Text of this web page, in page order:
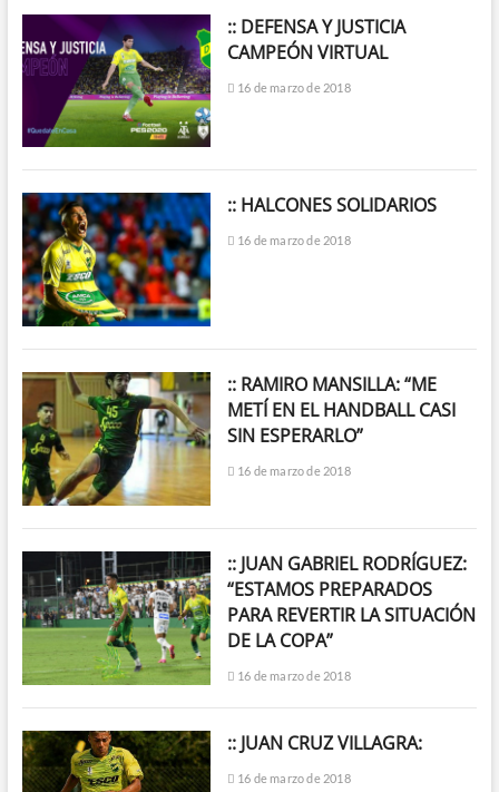
:: DEFENSA Y JUSTICIA
CAMPEÓN VIRTUAL
16 de marzo de 2018
:: HALCONES SOLIDARIOS
16 de marzo de 2018
:: RAMIRO MANSILLA: “ME
METÍ EN EL HANDBALL CASI
SIN ESPERARLO”
16 de marzo de 2018
:: JUAN GABRIEL RODRÍGUEZ:
“ESTAMOS PREPARADOS
PARA REVERTIR LA SITUACIÓN
DE LA COPA”
16 de marzo de 2018
:: JUAN CRUZ VILLAGRA:
16 de marzo de 2018